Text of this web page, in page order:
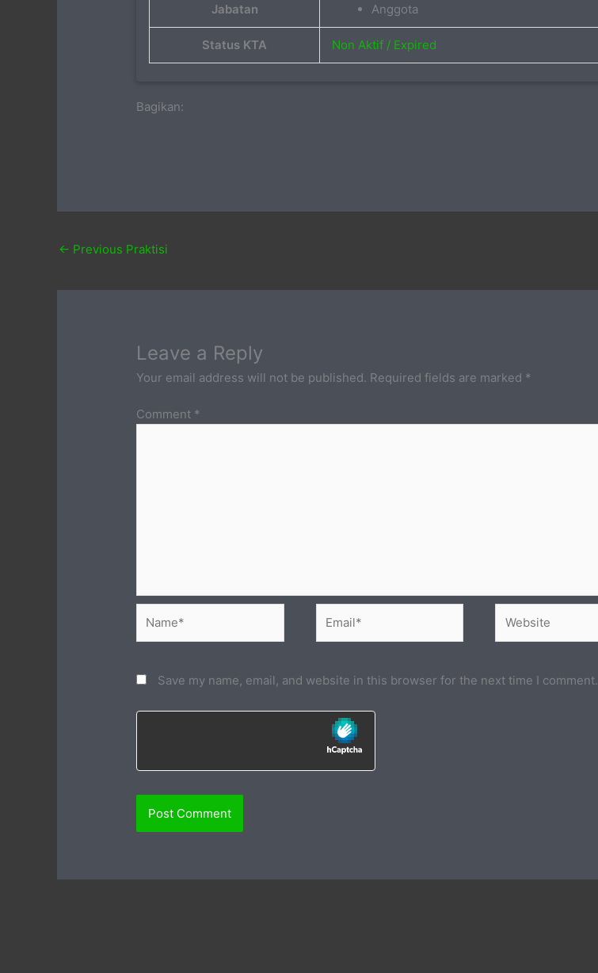
Jabatan Anggota
Status KTA Non Aktif / Expired
Bagikan:
← Previous Praktisi
Leave a Reply
Your email address will not be published. Required fields are marked *
Comment *
Save my name, email, and website in this browser for the next time I comment.